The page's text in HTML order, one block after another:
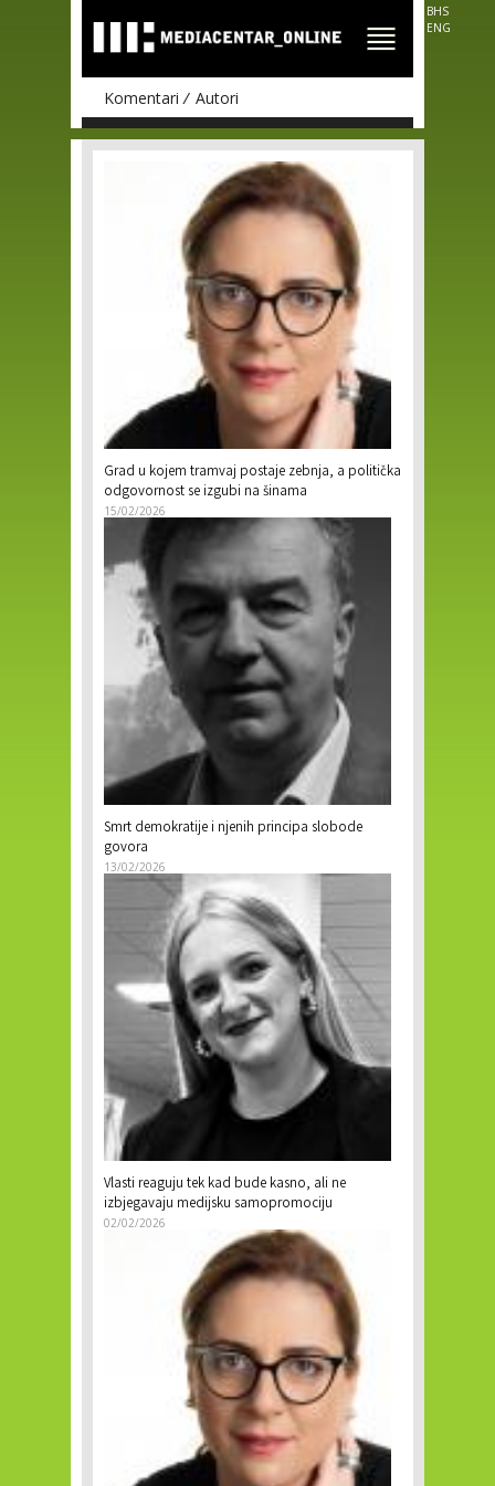
main
content
BHS
ENG
Komentari Autori
Grad u kojem tramvaj postaje zebnja, a politička
odgovornost se izgubi na šinama
15/02/2026
Smrt demokratije i njenih principa slobode
govora
13/02/2026
Vlasti reaguju tek kad bude kasno, ali ne
izbjegavaju medijsku samopromociju
02/02/2026